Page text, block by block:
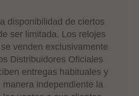
disponibilidad de ciertos
ser limitada. Los relojes
venden exclusivamente
Distribuidores Oficiales
entregas habituales y
manera independiente la